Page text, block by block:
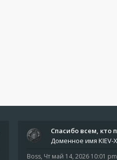
Boss, Чт май 14, 2026 10:01 pm